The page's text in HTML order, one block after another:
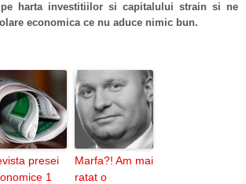
harta investitiilor si capitalului strain si ne
economica ce nu aduce nimic bun.
presei
1
Marfa?! Am mai
ratat o